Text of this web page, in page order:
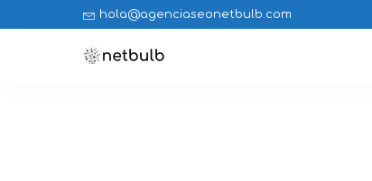
hola@agenciaseonetbulb.com